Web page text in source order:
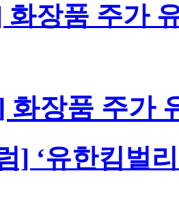
화장품 주가
화장품 주가
] ‘유한킴벌